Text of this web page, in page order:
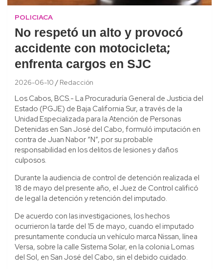
POLICIACA
No respetó un alto y provocó
accidente con motocicleta;
enfrenta cargos en SJC
2026-06-10 Redacción
Los Cabos, BCS.- La Procuraduría General de Justicia del
Estado (PGJE) de Baja California Sur, a través de la
Unidad Especializada para la Atención de Personas
Detenidas en San José del Cabo, formuló imputación en
contra de Juan Nabor “N”, por su probable
responsabilidad en los delitos de lesiones y daños
culposos.
Durante la audiencia de control de detención realizada el
18 de mayo del presente año, el Juez de Control calificó
de legal la detención y retención del imputado.
De acuerdo con las investigaciones, los hechos
ocurrieron la tarde del 15 de mayo, cuando el imputado
presuntamente conducía un vehículo marca Nissan, línea
Versa, sobre la calle Sistema Solar, en la colonia Lomas
del Sol, en San José del Cabo, sin el debido cuidado.